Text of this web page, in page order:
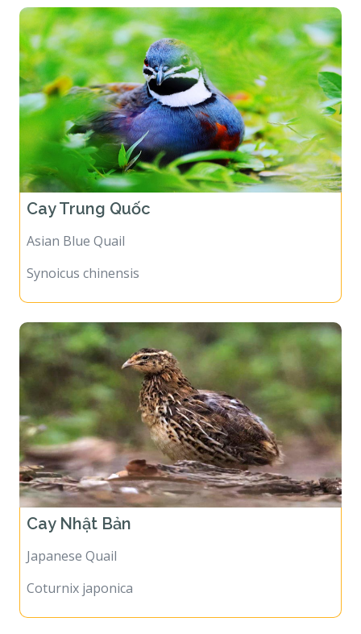
Cay Trung Quốc
Asian Blue Quail
Synoicus chinensis
Cay Nhật Bản
Japanese Quail
Coturnix japonica